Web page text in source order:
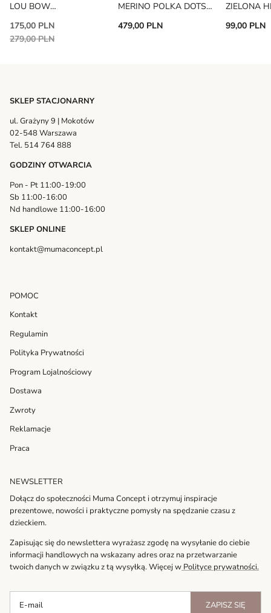
LOU BOW
STRAWBERRY ICE
KONGES SLOJD
175,00 PLN
279,00 PLN
MERINO POLKA DOTS
HAPPYMESS
479,00 PLN
ZIELONA
MATCHA
99,00 PLN
SKLEP STACJONARNY
ul. Grażyny 9 | Mokotów
02-548 Warszawa
Tel. 514 764 888
GODZINY OTWARCIA
Pon - Pt 11:00-19:00
Sb 11:00-16:00
Nd handlowe 11:00-16:00
SKLEP ONLINE
kontakt@mumaconcept.pl
POMOC
Kontakt
Regulamin
Polityka Prywatności
Program Lojalnościowy
Dostawa
Zwroty
Reklamacje
Praca
NEWSLETTER
Dołącz do społeczności Muma Concept i otrzymuj inspiracje
prezentowe, nowości i praktyczne pomysły na spędzanie czasu z
dzieckiem.
Zapisując się do newslettera wyrażasz zgodę na wysyłanie do ciebie
informacji handlowych na wskazany adres oraz na przetwarzanie
twoich danych w związku z tą wysyłką. Więcej w Polityce prywatności.
ZAPISZ SIĘ